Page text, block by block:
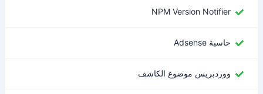
NPM Version Notifier
حاسبة Adsense
ووردبريس موضوع الكاشف